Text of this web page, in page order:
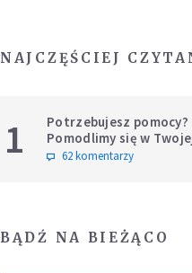
NAJCZĘŚCIEJ
1
Potrzebujesz pomocy?
Pomodlimy się w
intencji
62 komentarzy
BĄDŹ NA BIEŻĄCO